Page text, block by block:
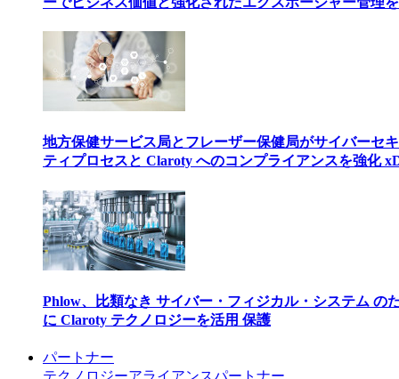
地方保健サービス局とフレーザー保健局がサイバーセ
ティプロセスと Claroty へのコンプライアンスを強化
Phlow、比類なき サイバー・フィジカル・システム の
に Claroty テクノロジーを活用 保護
パートナー